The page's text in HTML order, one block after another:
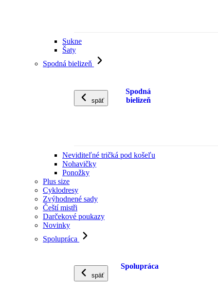
Sukne
Šaty
Spodná bielizeň
späť
Spodná
bielizeň
Neviditeľné tričká pod košeľu
Nohavičky
Ponožky
Plus size
Cyklodresy
Zvýhodnené sady
Čeští mistři
Darčekové poukazy
Novinky
Spolupráca
späť
Spolupráca